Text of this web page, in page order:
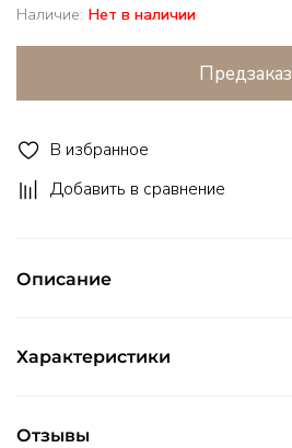
Наличие: Нет в наличии
Предзаказ
В избранное
Добавить в сравнение
Описание
Характеристики
Отзывы